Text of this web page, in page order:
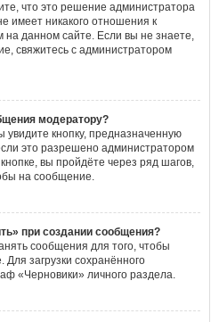
что это решение администратора
имеет никакого отношения к
данном сайте. Если вы не знаете,
свяжитесь с администратором
модератору?
кнопку, предназначенную
это разрешено администратором
вы пройдёте через ряд шагов,
на сообщение.
при создании сообщения?
сообщения для того, чтобы
Для загрузки сохранённого
«Черновики» личного раздела.